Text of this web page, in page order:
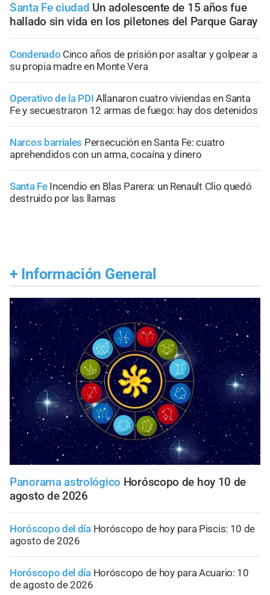
Santa Fe ciudad Un adolescente de 15 años fue
hallado sin vida en los piletones del Parque Garay
Condenado Cinco años de prisión por asaltar y golpear a
su propia madre en Monte Vera
Operativo de la PDI Allanaron cuatro viviendas en Santa
Fe y secuestraron 12 armas de fuego: hay dos detenidos
Narcos barriales Persecución en Santa Fe: cuatro
aprehendidos con un arma, cocaína y dinero
Santa Fe Incendio en Blas Parera: un Renault Clio quedó
destruido por las llamas
+ Información General
Panorama astrológico Horóscopo de hoy 10 de
agosto de 2026
Horóscopo del día Horóscopo de hoy para Piscis: 10 de
agosto de 2026
Horóscopo del día Horóscopo de hoy para Acuario: 10
de agosto de 2026